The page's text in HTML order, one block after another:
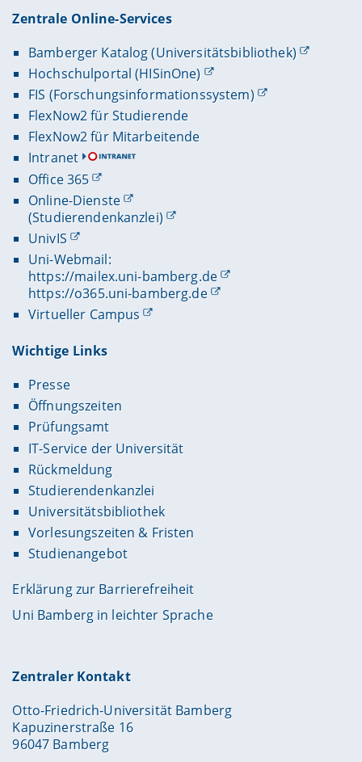
Zentrale Online-Services
Bamberger Katalog (Universitätsbibliothek)
Hochschulportal (HISinOne)
FIS (Forschungsinformationssystem)
FlexNow2 für Studierende
FlexNow2 für Mitarbeitende
Intranet
Office 365
Online-Dienste
(Studierendenkanzlei)
UnivIS
Uni-Webmail:
https://mailex.uni-bamberg.de
https://o365.uni-bamberg.de
Virtueller Campus
Wichtige Links
Presse
Öffnungszeiten
Prüfungsamt
IT-Service der Universität
Rückmeldung
Studierendenkanzlei
Universitätsbibliothek
Vorlesungszeiten & Fristen
Studienangebot
Erklärung zur Barrierefreiheit
Uni Bamberg in leichter Sprache
Zentraler Kontakt
Otto-Friedrich-Universität Bamberg
Kapuzinerstraße 16
96047 Bamberg